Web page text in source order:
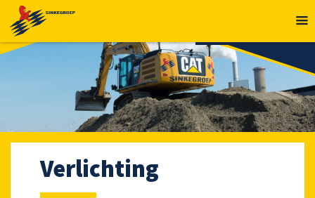
Verlichting